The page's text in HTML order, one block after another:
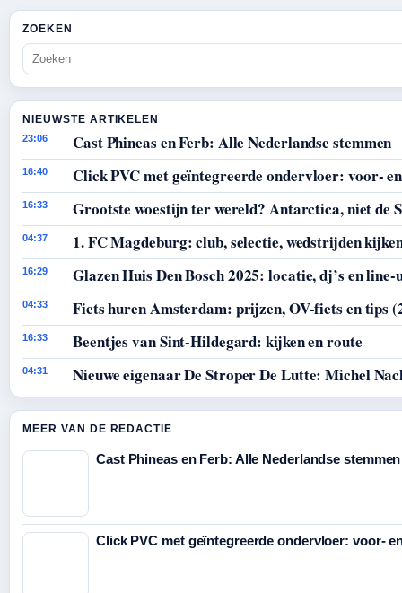
ZOEKEN
NIEUWSTE ARTIKELEN
23:06 Cast Phineas en Ferb: Alle Nederlandse stemmen
16:40 Click PVC met geïntegreerde ondervloer: voor-
16:33 Grootste woestijn ter wereld? Antarctica, niet de
04:37 1. FC Magdeburg: club, selectie, wedstrijden
16:29 Glazen Huis Den Bosch 2025: locatie, dj’s en line-
04:33 Fiets huren Amsterdam: prijzen, OV-fiets en tips
16:33 Beentjes van Sint-Hildegard: kijken en route
04:31 Nieuwe eigenaar De Stroper De Lutte: Michel
MEER VAN DE REDACTIE
Cast Phineas en Ferb: Alle Nederlandse stemmen
Click PVC met geïntegreerde ondervloer: voor-